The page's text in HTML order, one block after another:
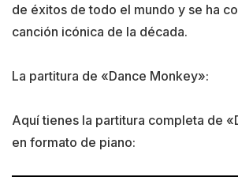
de éxitos de todo el mundo y se ha
canción icónica de la década.
La partitura de «Dance Monkey»:
Aquí tienes la partitura completa de
en formato de piano: